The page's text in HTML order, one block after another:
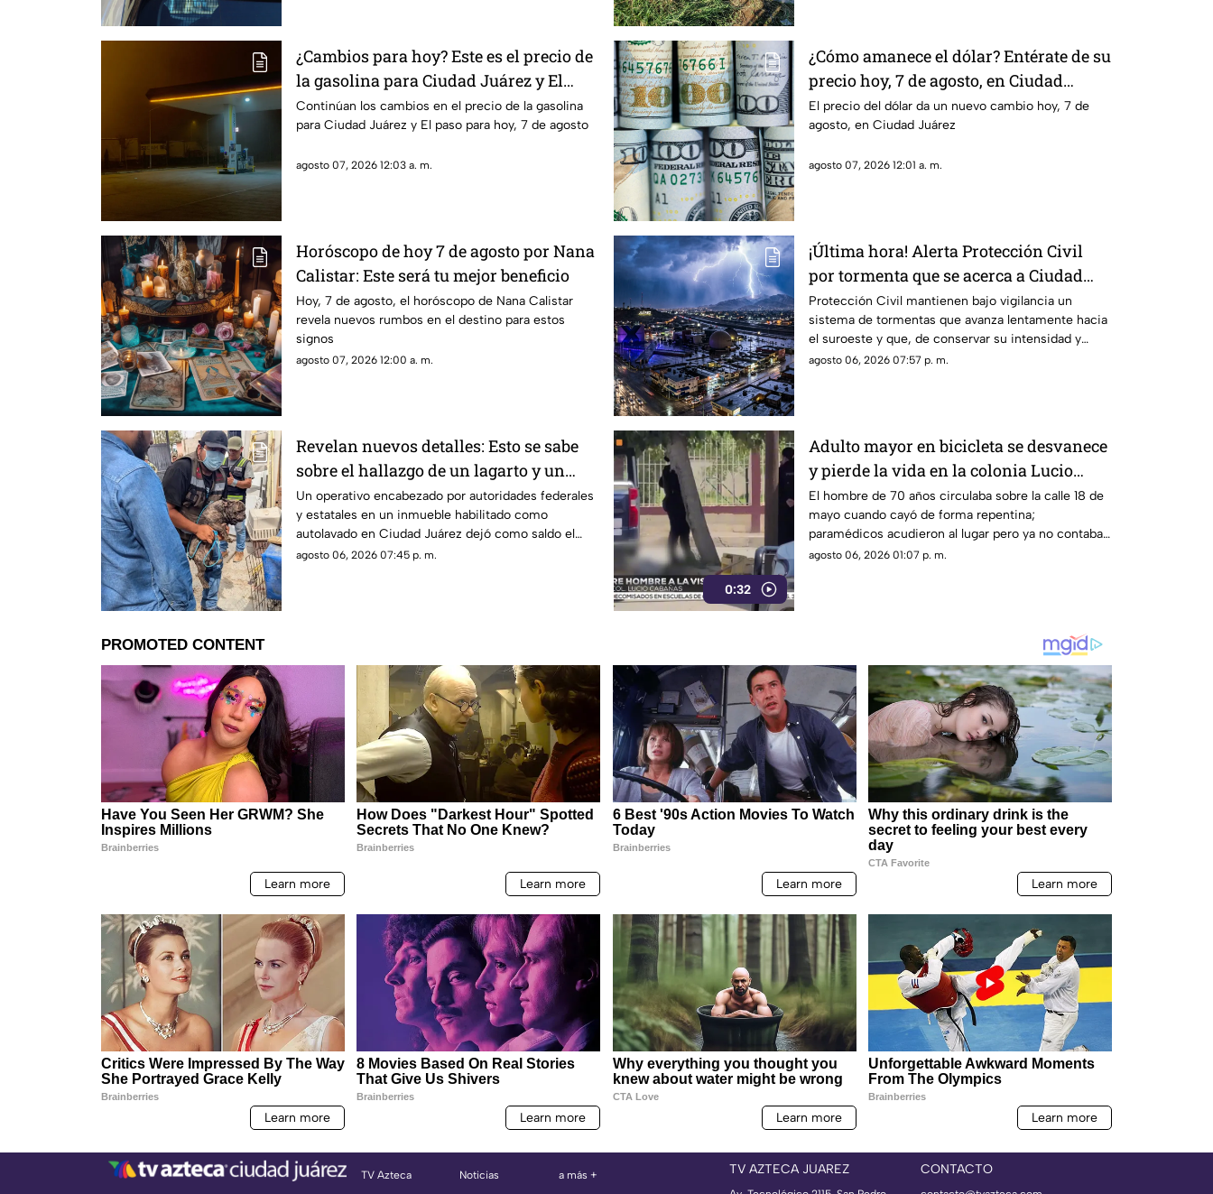
¿Cambios para hoy? Este es el precio de
la gasolina para Ciudad Juárez y El
Paso
Continúan los cambios en el precio de la gasolina
para Ciudad Juárez y El paso para hoy, 7 de agosto
agosto 07, 2026 12:03 a. m.
¿Cómo amanece el dólar? Entérate de su
precio hoy, 7 de agosto, en Ciudad
Juárez
El precio del dólar da un nuevo cambio hoy, 7 de
agosto, en Ciudad Juárez
agosto 07, 2026 12:01 a. m.
Horóscopo de hoy 7 de agosto por Nana
Calistar: Este será tu mejor beneficio
Hoy, 7 de agosto, el horóscopo de Nana Calistar
revela nuevos rumbos en el destino para estos
signos
agosto 07, 2026 12:00 a. m.
¡Última hora! Alerta Protección Civil
por tormenta que se acerca a Ciudad
Juárez y El Paso: piden extremar
precauciones
Protección Civil mantienen bajo vigilancia un
sistema de tormentas que avanza lentamente hacia
el suroeste y que, de conservar su intensidad y
trayectoria, podría ingresar a Ciudad Juárez durante
agosto 06, 2026 07:57 p. m.
Revelan nuevos detalles: Esto se sabe
sobre el hallazgo de un lagarto y un
tigre de bengala en un autolavado de
Juárez
Un operativo encabezado por autoridades federales
y estatales en un inmueble habilitado como
autolavado en Ciudad Juárez dejó como saldo el
aseguramiento de un tigre de bengala, un cocodrilo
agosto 06, 2026 07:45 p. m.
0:32
Adulto mayor en bicicleta se desvanece
y pierde la vida en la colonia Lucio
Cabañas
El hombre de 70 años circulaba sobre la calle 18 de
mayo cuando cayó de forma repentina;
paramédicos acudieron al lugar pero ya no contaba
con signos vitales.
agosto 06, 2026 01:07 p. m.
TV Azteca
Noticias
a más +
TV AZTECA JUAREZ CONTACTO